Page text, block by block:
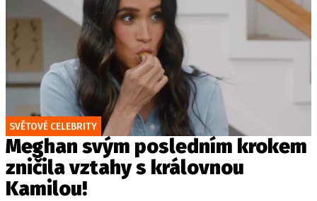
SVĚTOVÉ CELEBRITY
Meghan svým posledním krokem
zničila vztahy s královnou
Kamilou!